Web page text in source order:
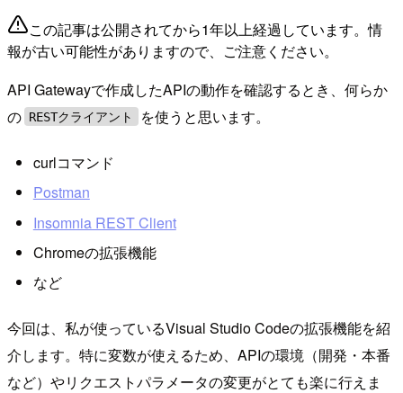
この記事は公開されてから1年以上経過しています。情
報が古い可能性がありますので、ご注意ください。
API Gatewayで作成したAPIの動作を確認するとき、何らか
の RESTクライアント を使うと思います。
curlコマンド
Postman
Insomnia REST Client
Chromeの拡張機能
など
今回は、私が使っているVisual Studio Codeの拡張機能を紹
介します。特に変数が使えるため、APIの環境（開発・本番
など）やリクエストパラメータの変更がとても楽に行えま